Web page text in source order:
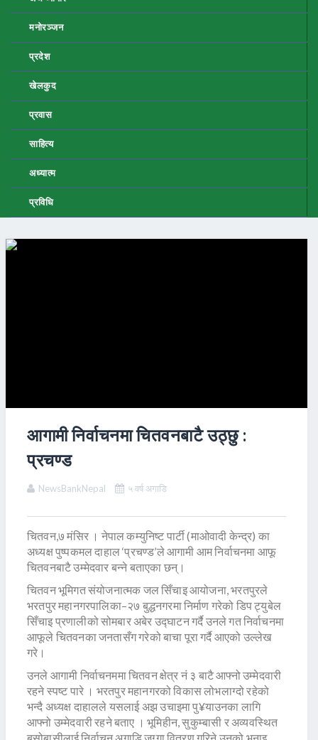
मनोरञ्जन
प्रदेश
खेलकुद
प्रवास
साहित्य
अध्यात्म
प्रविधि
आगामी निर्वाचनमा चितवनबाटै उठ्छु :
प्रचण्ड
NewsBankNepal ५ वर्ष अगाडि
चितवन,७ मंसिर । नेपाल कम्युनिष्ट पार्टी (माओवादी केन्द्र) का
अध्यक्ष पुष्पकमल दाहाल ‘प्रचण्ड’ले आगामी आम निर्वाचनमा आफू
चितवनबाटै उम्मेदवार बन्ने बताएका छन्।
चितवन भूमिगत संयोजनात्मक जल सिँचाइ आयोजना, भरतपुरले
भरतपुर महानगरपालिका–२७ बुद्धनगरमा निर्माण गरेको डिप ट्युबेल
सिँचाइ प्रणालीको सोमबार अबेर उद्घाटन गर्दै उनले गत निर्वाचनमा
आफूले चितवनका जनतासँग गरेको बाचा पूरा गर्दै आएको उल्लेख
गरे।
उनले आगामी निर्वाचनममा चितवन क्षेत्र नं ३ बाटै आफ्नो उम्मेदवारी
रहने स्पष्ट पारे । भरतपुर महानगरको विकास लोभलाग्दो रहेको
भन्दै अध्यक्ष दाहालले यसलाई अझ उचाइमा पु¥याउनका लागि
आफ्नो उम्मेदवारी रहने बताए । भूमिहीन, सुकुम्बासी र अव्यवस्थित